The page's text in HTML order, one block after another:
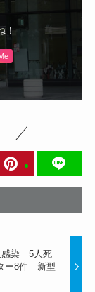
！
感染 5人死
ー8件 新型